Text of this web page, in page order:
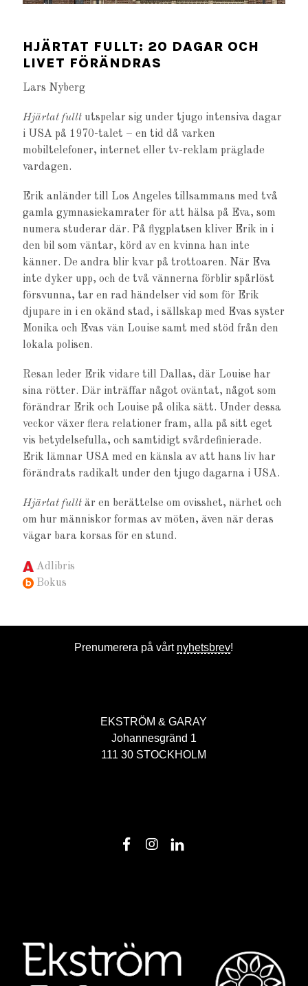
HJÄRTAT FULLT: 20 DAGAR OCH
LIVET FÖRÄNDRAS
Lars Nyberg
Hjärtat fullt utspelar sig under tjugo intensiva dagar
i USA på 1970-talet – en tid då varken
mobiltelefoner, internet eller tv-reklam präglade
vardagen.
Erik anländer till Los Angeles tillsammans med två
gamla gymnasiekamrater för att hälsa på Eva, som
numera studerar där. På flygplatsen kliver Erik in i
den bil som väntar, körd av en kvinna han inte
känner. De andra blir kvar på trottoaren. När Eva
inte dyker upp, och de två vännerna förblir spårlöst
försvunna, tar en rad händelser vid som för Erik
djupare in i en okänd stad, i sällskap med Evas syster
Monika och Evas vän Louise samt med stöd från den
lokala polisen.
Resan leder Erik vidare till Dallas, där Louise har
sina rötter. Där inträffar något oväntat, något som
förändrar Erik och Louise på olika sätt. Under dessa
veckor växer flera relationer fram, alla på sitt eget
vis betydelsefulla, och samtidigt svårdefinierade.
Erik lämnar USA med en känsla av att hans liv har
förändrats radikalt under den tjugo dagarna i USA.
Hjärtat fullt är en berättelse om ovisshet, närhet och
om hur människor formas av möten, även när deras
vägar bara korsas för en stund.
Adlibris
Bokus
Prenumerera på vårt nyhetsbrev!
EKSTRÖM & GARAY
Johannesgränd 1
111 30 STOCKHOLM